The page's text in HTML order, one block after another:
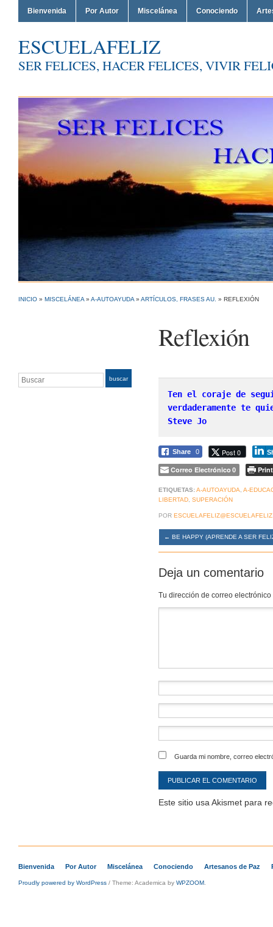
Bienvenida Por Autor Miscelánea Conociendo
ESCUELAFELIZ
SER FELICES, HACER FELICES, VIVIR
INICIO » MISCELÁNEA » A-AUTOAYUDA » ARTÍCULOS, FRASES AU. » REFLEXIÓN
Reflexión
Buscar buscar
Ten el coraje de
Steve Jo
Share 0 Post 0
Correo Electrónico 0 Print
ETIQUETAS:A-AUTOAYUDA A-
LIBERTAD SUPERACIÓN
POR
← BE HAPPY (APRENDE A SER
Deja un comentario
Tu dirección de correo
Guarda mi nombre, correo
Este sitio usa Akismet para
Bienvenida Por Autor Miscelánea Conociendo Artesanos de Paz
Proudly powered by WordPress / Theme: Academica by WPZOOM